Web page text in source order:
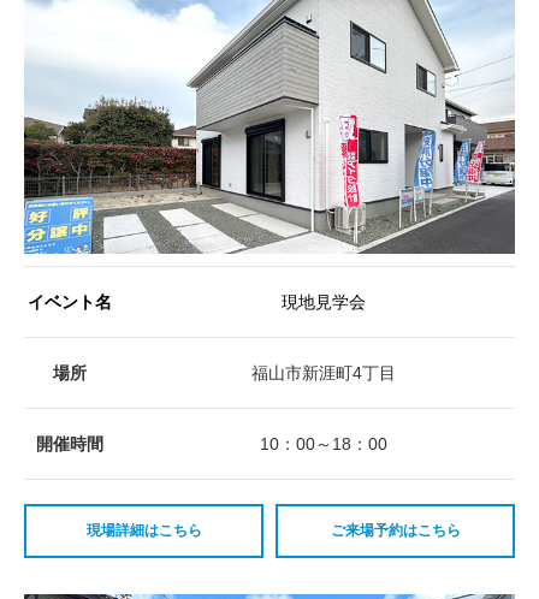
イベント名 現地見学会
場所 福山市新涯町4丁目
開催時間 10：00～18：00
現場詳細はこちら ご来場予約はこちら